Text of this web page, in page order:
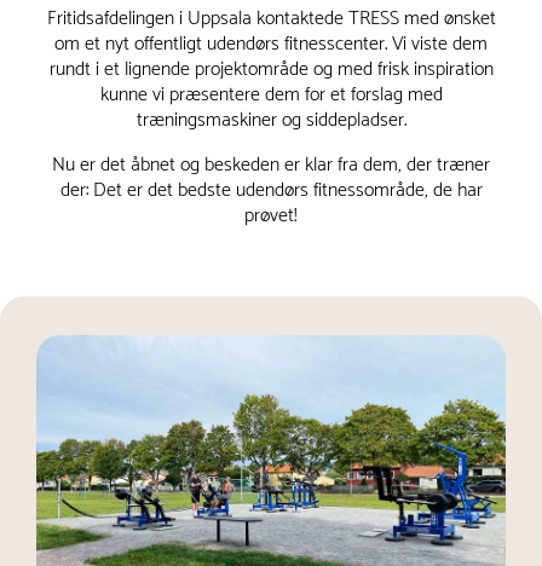
Fritidsafdelingen i Uppsala kontaktede TRESS med ønsket
om et nyt offentligt udendørs fitnesscenter. Vi viste dem
rundt i et lignende projektområde og med frisk inspiration
kunne vi præsentere dem for et forslag med
træningsmaskiner og siddepladser.
Nu er det åbnet og beskeden er klar fra dem, der træner
der: Det er det bedste udendørs fitnessområde, de har
prøvet!